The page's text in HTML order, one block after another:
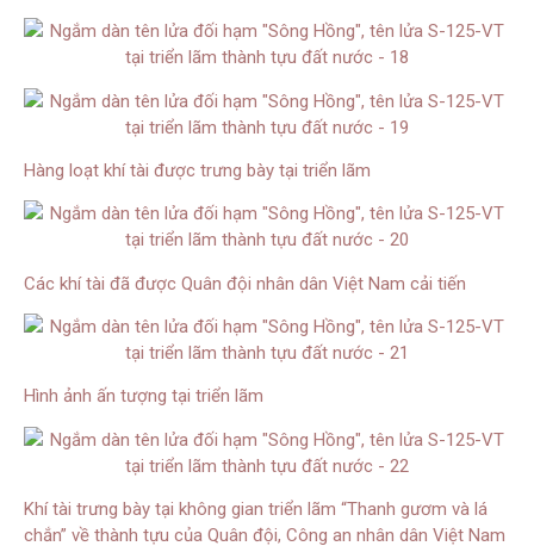
Hàng loạt khí tài được trưng bày tại triển lãm
Các khí tài đã được Quân đội nhân dân Việt Nam cải tiến
Hình ảnh ấn tượng tại triển lãm
Khí tài trưng bày tại không gian triển lãm “Thanh gươm và lá
chắn” về thành tựu của Quân đội, Công an nhân dân Việt Nam